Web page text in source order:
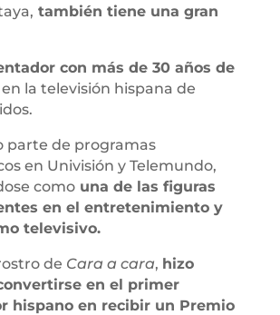
también tiene una gran
con más de 30 años de
en la televisión hispana de
parte de programas
en Univisión y Telemundo,
comouna de las figuras
en el entretenimiento y
televisivo.
de Cara a cara, hizo
en el primer
hispano en recibir un Premio